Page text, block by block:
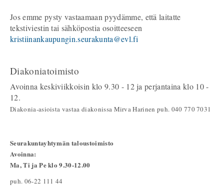
Jos emme pysty vastaamaan pyydämme, että laitatte
tekstiviestin tai sähköpostia osoitteeseen
kristiinankaupungin.seurakunta@evl.fi
Diakoniatoimisto
Avoinna keskiviikkoisin klo 9.30 - 12 ja perjantaina klo 10 -
12.
Diakonia-asioista vastaa diakonissa Mirva Harinen puh. 040 770 7031
Seurakuntayhtymän taloustoimisto
Avoinna:
Ma, Ti ja Pe klo 9.30-12.00
puh. 06-22 111 44